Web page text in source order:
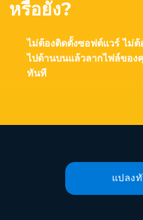
หรือยัง?
ไม่ต้องติดตั้งซอฟต์แวร์ ไม่ต้
ไปด้านบนแล้วลากไฟล์ของ
ทันที
แปลง